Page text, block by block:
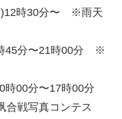
)12時30分〜 ※雨天
45分〜21時00分 ※
時00分〜17時00分
合戦写真コンテス